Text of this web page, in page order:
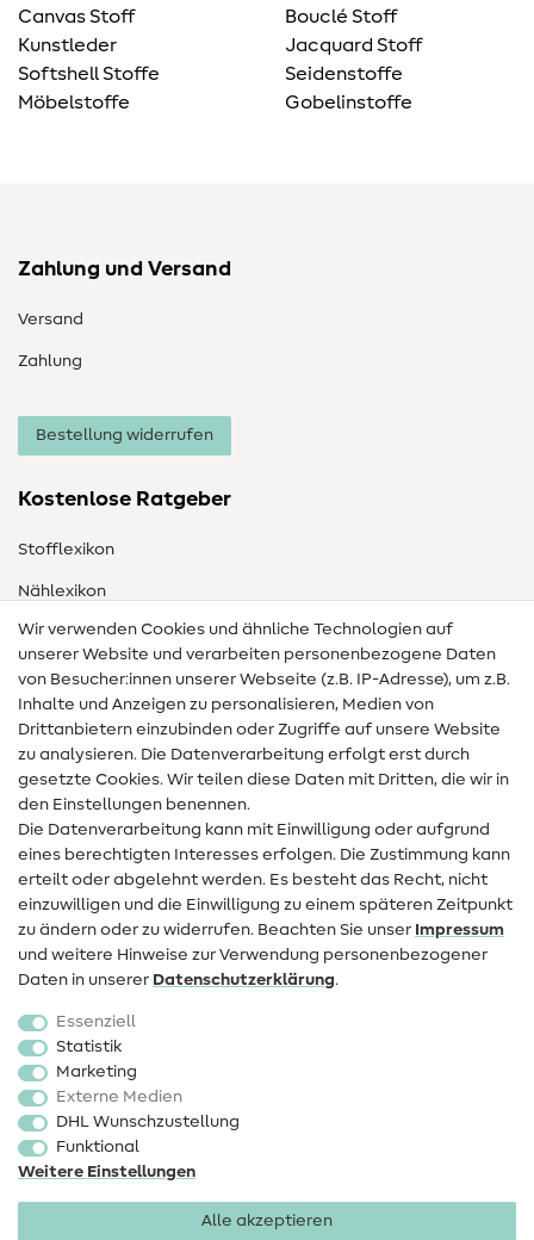
Canvas Stoff
Kunstleder
Softshell Stoffe
Möbelstoffe
Bouclé Stoff
Jacquard Stoff
Seidenstoffe
Gobelinstoffe
Zahlung und Versand
Versand
Zahlung
Bestellung widerrufen
Kostenlose Ratgeber
Stofflexikon
Nählexikon
Nähanleitungen
Hilfe & Kontakt
Kontakt
Infos zum Betreiberwechsel
Widerrufsrecht
Beliebt
Stoffe
Sale
Schnittmuster
Wir verwenden Cookies und ähnliche Technologien auf
unserer Website und verarbeiten personenbezogene Daten
von Besucher:innen unserer Webseite (z.B. IP-Adresse), um z.B.
Inhalte und Anzeigen zu personalisieren, Medien von
Drittanbietern einzubinden oder Zugriffe auf unsere Website
zu analysieren. Die Datenverarbeitung erfolgt erst durch
gesetzte Cookies. Wir teilen diese Daten mit Dritten, die wir in
den Einstellungen benennen.
Die Datenverarbeitung kann mit Einwilligung oder aufgrund
eines berechtigten Interesses erfolgen. Die Zustimmung kann
erteilt oder abgelehnt werden. Es besteht das Recht, nicht
einzuwilligen und die Einwilligung zu einem späteren Zeitpunkt
zu ändern oder zu widerrufen. Beachten Sie unser Impressum
und weitere Hinweise zur Verwendung personenbezogener
Daten in unserer Daten­schutz­erklärung.
Essenziell
Statistik
Marketing
Externe Medien
DHL Wunschzustellung
Funktional
Weitere Einstellungen
Alle akzeptieren